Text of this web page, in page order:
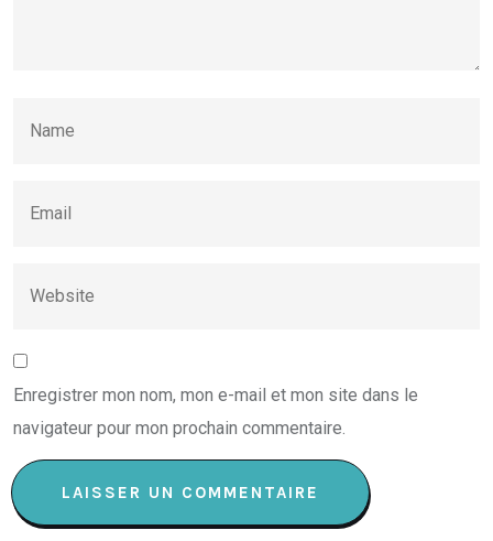
Enregistrer mon nom, mon e-mail et mon site dans le
navigateur pour mon prochain commentaire.